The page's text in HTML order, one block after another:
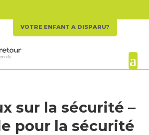
VOTRE ENFANT A DISPARU?
sur la sécurité –
pour la sécurité